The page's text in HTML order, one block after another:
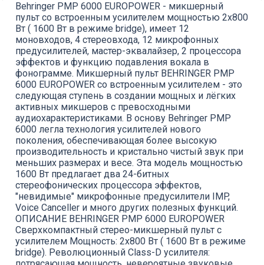
Behringer PMP 6000 EUROPOWER - микшерный
пульт со встроенным усилителем мощностью 2х800
Вт ( 1600 Вт в режиме bridge), имеет 12
моновходов, 4 стереовхода, 12 микрофонных
предусилителей, мастер-эквалайзер, 2 процессора
эффектов и функцию подавления вокала в
фонограмме. Микшерный пульт BEHRINGER PMP
6000 EUROPOWER со встроенным усилителем - это
следующая ступень в создании мощных и лёгких
активных микшеров с превосходными
аудиохарактеристиками. В основу Behringer PMP
6000 легла технология усилителей нового
поколения, обеспечивающая более высокую
производительность и кристально чистый звук при
меньших размерах и весе. Эта модель мощностью
1600 Вт предлагает два 24-битных
стереофонических процессора эффектов,
"невидимые" микрофонные предусилители IMP,
Voice Canceller и много других полезных функций.
ОПИСАНИЕ BEHRINGER PMP 6000 EUROPOWER
Сверхкомпактный стерео-микшерный пульт с
усилителем Мощность: 2х800 Вт ( 1600 Вт в режиме
bridge). Революционный Class-D усилителя: